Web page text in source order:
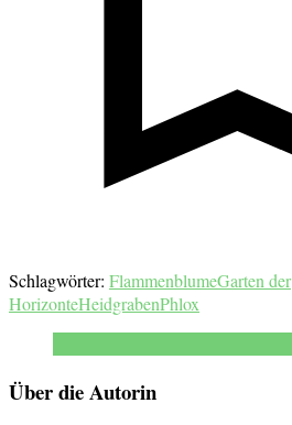
Schlagwörter: FlammenblumeGarten der
HorizonteHeidgrabenPhlox
Über die Autorin